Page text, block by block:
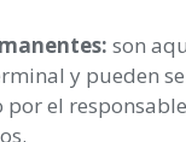
son
y pueden
el